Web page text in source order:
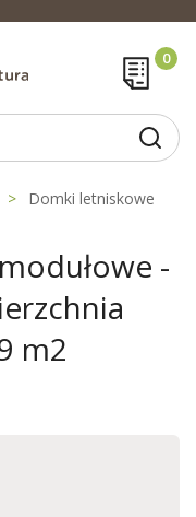
Domki letniskowe
-
m2